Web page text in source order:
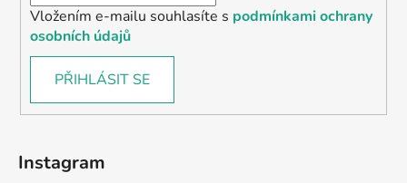
Vložením e-mailu souhlasíte s podmínkami ochrany
osobních údajů
PŘIHLÁSIT SE
Instagram